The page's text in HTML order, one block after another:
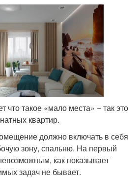
что такое «мало места» − так это
квартир.
должно включать в себя
зону, спальню. На первый
как показывает
задач не бывает.